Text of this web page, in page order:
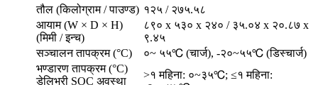
तौल (किलोग्राम / पाउण्ड) १२५ / २७५.५८
आयाम (W × D × H)
(मिमी / इन्च)
८९० x ५३० x २४० / ३५.०४ x २०.८७ x
९.४५
सञ्चालन तापक्रम (°C)
०~ ५५℃ (चार्ज), -२०~५५℃ (डिस्चार्ज)
भण्डारण तापक्रम (°C)
डेलिभरी SOC अवस्था
>१ महिना: ०~३५℃; ≤१ महिना: